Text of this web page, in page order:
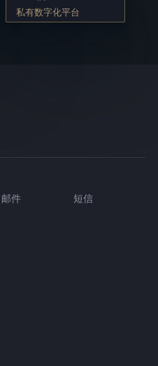
私有数字化平台
邮件
短信